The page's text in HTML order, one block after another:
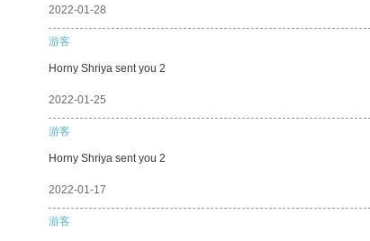
2022-01-28
游客
Horny Shriya sent you 2
2022-01-25
游客
Horny Shriya sent you 2
2022-01-17
游客